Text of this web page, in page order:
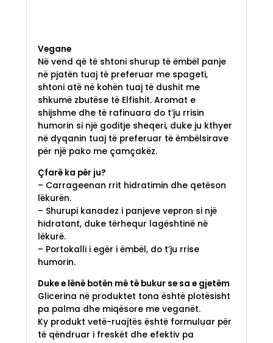
Vegane
Në vend që të shtoni shurup të ëmbël panje
në pjatën tuaj të preferuar me spageti,
shtoni atë në kohën tuaj të dushit me
shkumë zbutëse të Elfishit. Aromat e
shijshme dhe të rafinuara do t’ju rrisin
humorin si një goditje sheqeri, duke ju kthyer
në dyqanin tuaj të preferuar të ëmbëlsirave
për një pako me çamçakëz.
Çfarë ka për ju?
– Carrageenan rrit hidratimin dhe qetëson
lëkurën.
– Shurupi kanadez i panjeve vepron si një
hidratant, duke tërhequr lagështinë në
lëkurë.
– Portokalli i egër i ëmbël, do t’ju rrise
humorin.
Duke e lënë botën më të bukur se sa e gjetëm
Glicerina në produktet tona është plotësisht
pa palma dhe miqësore me veganët.
Ky produkt vetë-ruajtës është formuluar për
të qëndruar i freskët dhe efektiv pa